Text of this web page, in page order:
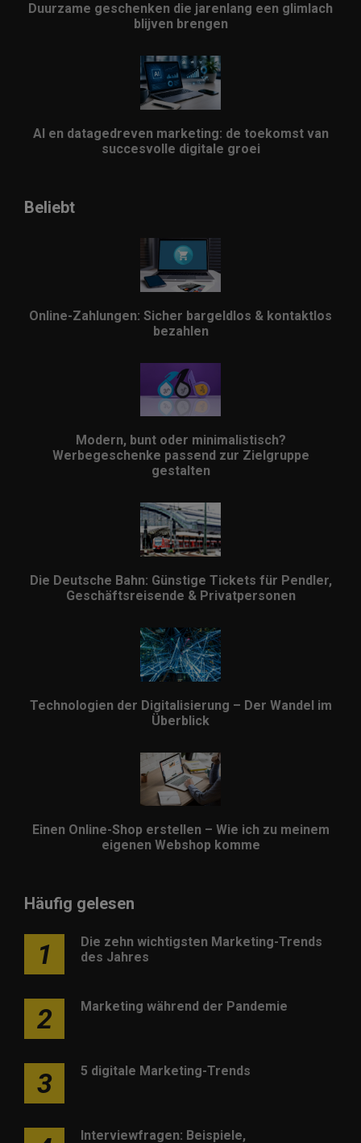
Duurzame geschenken die jarenlang een glimlach
blijven brengen
AI en datagedreven marketing: de toekomst van
succesvolle digitale groei
Beliebt
Online-Zahlungen: Sicher bargeldlos & kontaktlos
bezahlen
Modern, bunt oder minimalistisch?
Werbegeschenke passend zur Zielgruppe
gestalten
Die Deutsche Bahn: Günstige Tickets für Pendler,
Geschäftsreisende & Privatpersonen
Technologien der Digitalisierung – Der Wandel im
Überblick
Einen Online-Shop erstellen – Wie ich zu meinem
eigenen Webshop komme
Häufig gelesen
1
Die zehn wichtigsten Marketing-Trends
des Jahres
2 Marketing während der Pandemie
3 5 digitale Marketing-Trends
Interviewfragen: Beispiele,